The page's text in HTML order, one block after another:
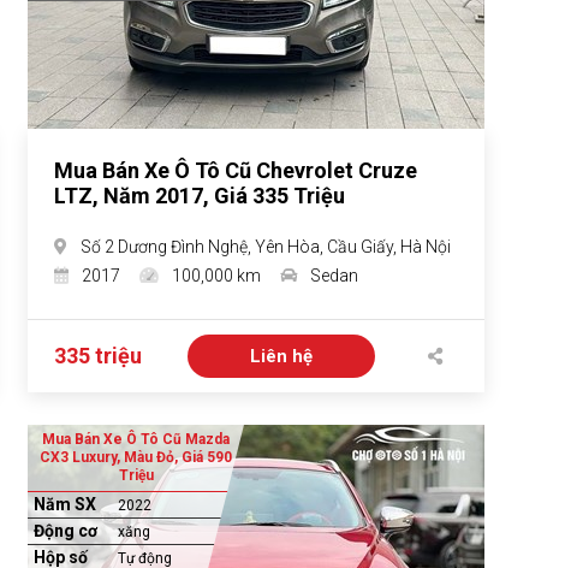
Mua Bán Xe Ô Tô Cũ Chevrolet Cruze
LTZ, Năm 2017, Giá 335 Triệu
Số 2 Dương Đình Nghệ, Yên Hòa, Cầu Giấy, Hà Nội
2017
100,000 km Sedan
335 triệu Liên hệ
Mua Bán Xe Ô Tô Cũ Mazda
CX3 Luxury, Màu Đỏ, Giá 590
Triệu
Năm SX 2022
Động cơ xăng
Hộp số Tự động